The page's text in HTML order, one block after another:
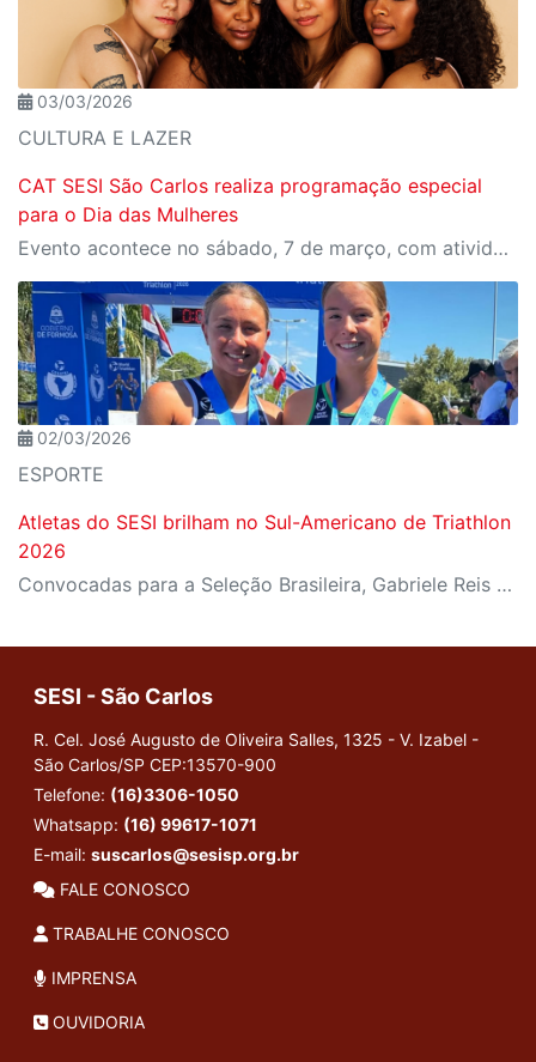
03/03/2026
CULTURA E LAZER
CAT SESI São Carlos realiza programação especial
para o Dia das Mulheres
Evento acontece no sábado, 7 de março, com atividades de bem-estar, oficinas e show de encerramento
02/03/2026
ESPORTE
Atletas do SESI brilham no Sul-Americano de Triathlon
2026
Convocadas para a Seleção Brasileira, Gabriele Reis e Maria Luiza Simão conquistam ouro e prata em Formosa, na Argentina
SESI - São Carlos
R. Cel. José Augusto de Oliveira Salles, 1325 - V. Izabel -
São Carlos/SP CEP:13570-900
Telefone: (16)3306-1050
Whatsapp: (16) 99617-1071
E-mail: suscarlos@sesisp.org.br
FALE CONOSCO
TRABALHE CONOSCO
IMPRENSA
OUVIDORIA